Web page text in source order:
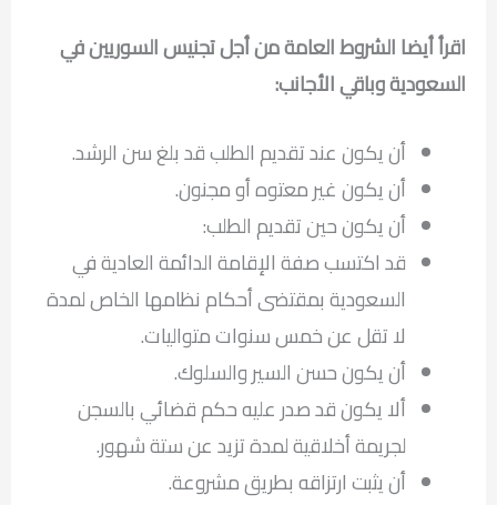
اقرأ أيضا الشروط العامة من أجل تجنيس السوريين في
السعودية وباقي الأجانب:
أن يكون عند تقديم الطلب قد بلغ سن الرشد.
أن يكون غير معتوه أو مجنون.
أن يكون حين تقديم الطلب:
قد اكتسب صفة الإقامة الدائمة العادية في
السعودية بمقتضى أحكام نظامها الخاص لمدة
لا تقل عن خمس سنوات متواليات.
أن يكون حسن السير والسلوك.
ألا يكون قد صدر عليه حكم قضائي بالسجن
لجريمة أخلاقية لمدة تزيد عن ستة شهور.
أن يثبت ارتزاقه بطريق مشروعة.